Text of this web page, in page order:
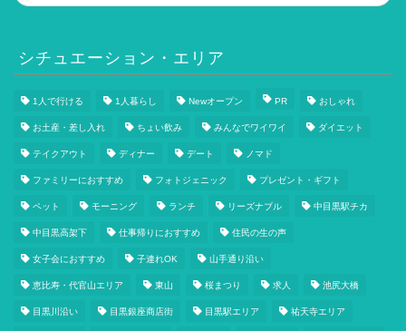
シチュエーション・エリア
1人で行ける 1人暮らし Newオープン PR おしゃれ
お土産・差し入れ ちょい飲み みんなでワイワイ ダイエット
テイクアウト ディナー デート ノマド
ファミリーにおすすめ フォトジェニック プレゼント・ギフト
ペット モーニング ランチ リーズナブル 中目黒駅チカ
中目黒高架下 仕事帰りにおすすめ 住民の生の声
女子会におすすめ 子連れOK 山手通り沿い
恵比寿・代官山エリア 東山 桜まつり 求人 池尻大橋
目黒川沿い 目黒銀座商店街 目黒駅エリア 祐天寺エリア